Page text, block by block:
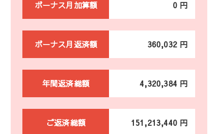
ボーナス月加算額 0 円
ボーナス月返済額 360,032 円
年間返済総額 4,320,384 円
ご返済総額 151,213,440 円